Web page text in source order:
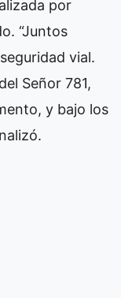
por
“Juntos
vial.
Señor 781,
y bajo los